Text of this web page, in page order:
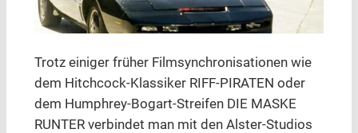
Trotz einiger früher Filmsynchronisationen wie
dem Hitchcock-Klassiker RIFF-PIRATEN oder
dem Humphrey-Bogart-Streifen DIE MASKE
RUNTER verbindet man mit den Alster-Studios